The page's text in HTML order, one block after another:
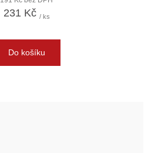
231 Kč / ks
Do košíku